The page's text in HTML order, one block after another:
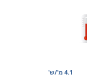
4.1 מ'/ש'